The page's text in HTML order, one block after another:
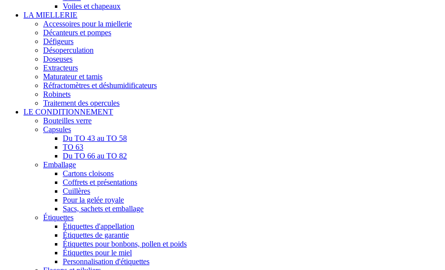
Voiles et chapeaux
LA MIELLERIE
Accessoires pour la miellerie
Décanteurs et pompes
Défigeurs
Désoperculation
Doseuses
Extracteurs
Maturateur et tamis
Réfractomètres et déshumidificateurs
Robinets
Traitement des opercules
LE CONDITIONNEMENT
Bouteilles verre
Capsules
Du TO 43 au TO 58
TO 63
Du TO 66 au TO 82
Emballage
Cartons cloisons
Coffrets et présentations
Cuillères
Pour la gelée royale
Sacs, sachets et emballage
Étiquettes
Étiquettes d'appellation
Étiquettes de garantie
Étiquettes pour bonbons, pollen et poids
Étiquettes pour le miel
Personnalisation d'étiquettes